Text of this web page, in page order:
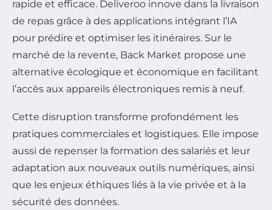
rapide et efficace. Deliveroo innove dans la livraison
de repas grâce à des applications intégrant l’IA
pour prédire et optimiser les itinéraires. Sur le
marché de la revente, Back Market propose une
alternative écologique et économique en facilitant
l’accès aux appareils électroniques remis à neuf.
Cette disruption transforme profondément les
pratiques commerciales et logistiques. Elle impose
aussi de repenser la formation des salariés et leur
adaptation aux nouveaux outils numériques, ainsi
que les enjeux éthiques liés à la vie privée et à la
sécurité des données.